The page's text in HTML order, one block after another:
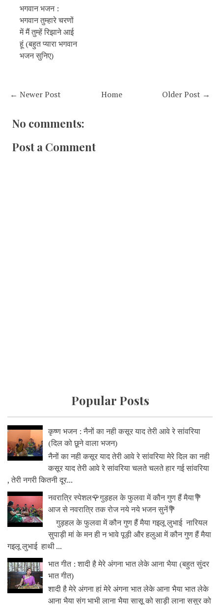
भगवान भजन :
भगवान तुम्हारे चरणों
में मैं तुम्हें रिझाने आई
हूं (बहुत प्यारा भगवान
भजन सुनिए)
← Newer Post Older Post →
Home
No comments:
Post a Comment
Popular Posts
कृष्ण भजन : नैनों का नही कसूर याद तेरी आवे रे सांवरिया
(दिल को छूने वाला भजन)
नैनों का नही कसूर याद तेरी आवे रे सांवरिया मेरे दिल का नही
कसूर याद तेरी आवे रे सांवरिया चलते चलते हार गई सांवरिया
, तेरी नगरी कितनी दूर...
नवरात्रि स्पेशल🌹गुड़हल के फुलवा में कौन गुण हैं मैया💐
आज से नवरात्रि तक रोज नये नये भजन सुनें💐
गुड़हल के फुलवा में कौन गुण हैं मैया गइलू लुभाई नारियल
सुपाड़ी मां के मन ही न भावे पूड़ी और हलुआ में कौन गुण हैं मैया
गइलू लुभाई हाथी ...
भात गीत : शादी है मेरे अंगना भात लेके आना भैया (बहुत सुंदर
भात गीत)
शादी है मेरे अंगना हां मेरे अंगना भात लेके आना भैया भात लेके
आना भैया संग भाभी लाना भैया सासू को साड़ी लाना ससुर को